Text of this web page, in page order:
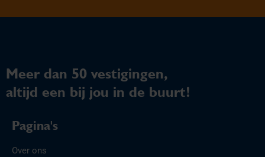
Meer dan 50 vestigingen,
altijd een bij jou in de buurt!
Pagina's
Over ons